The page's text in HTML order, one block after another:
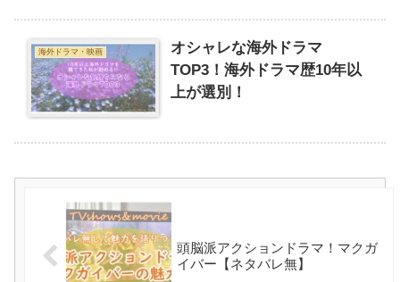
海外ドラマ・映画
オシャレな海外ドラマ
TOP3！海外ドラマ歴10年以
上が選別！
頭脳派アクションドラマ！マクガ
イバー【ネタバレ無】